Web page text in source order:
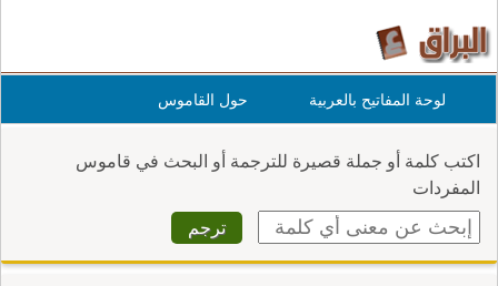
لوحة المفاتيح بالعربية حول القاموس
اكتب كلمة أو جملة قصيرة للترجمة أو البحث في قاموس
المفردات